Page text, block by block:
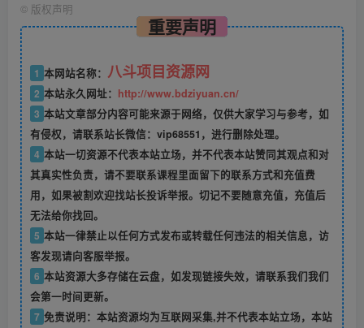
© 版权声明
重要声明
1 本网站名称： 八斗项目资源网
2 本站永久网址： http://www.bdziyuan.cn/
3 本站文章部分内容可能来源于网络，仅供大家学习与参考，如
有侵权，请联系站长微信：vip68551，进行删除处理。
4 本站一切资源不代表本站立场，并不代表本站赞同其观点和对
其真实性负责，请不要联系课程里面留下的联系方式和充值费
用，如果被割欢迎找站长投诉举报。切记不要随意充值，充值后
无法给你找回。
5 本站一律禁止以任何方式发布或转载任何违法的相关信息，访
客发现请向客服举报。
6 本站资源大多存储在云盘，如发现链接失效，请联系我们我们
会第一时间更新。
7 免责说明：本站资源均为互联网采集,并不代表本站立场，本站